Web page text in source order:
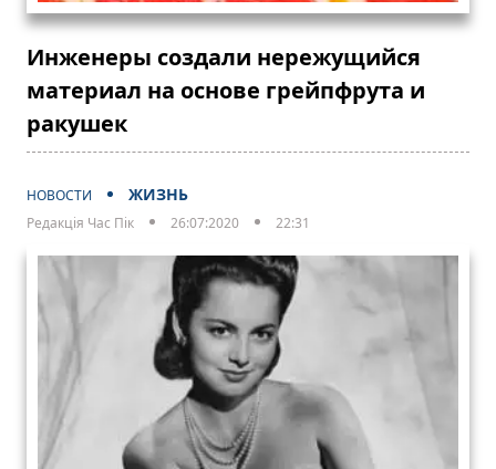
Инженеры создали нережущийся
материал на основе грейпфрута и
ракушек
НОВОСТИ ЖИЗНЬ
Редакція Час Пік 26:07:2020 22:31